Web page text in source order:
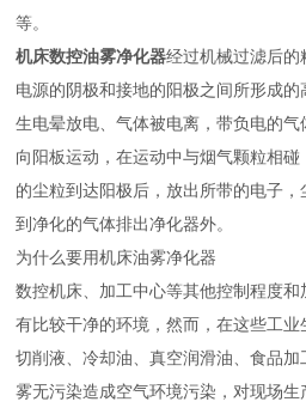
等。
机床数控油雾净化器经过机械过滤后
电源的阴极和接地的阳极之间所形成
生电晕放电、气体被电离，带负电的气
向阳板运动，在运动中与烟气颗粒相
的尘粒到达阳极后，放出所带的电子
到净化的气体排出净化器外。
为什么要用机床油雾净化器
数控机床、加工中心等其他控制程度
有比较干净的环境，然而，在这些工
切削液、冷却油、真空润滑油、食品
雾无污染造成空气环境污染，对现场